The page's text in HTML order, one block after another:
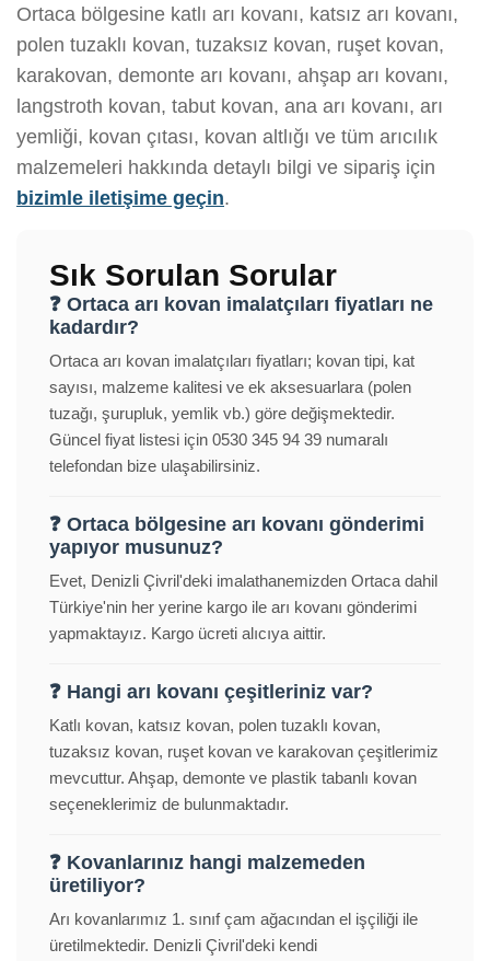
Ortaca bölgesine katlı arı kovanı, katsız arı kovanı,
polen tuzaklı kovan, tuzaksız kovan, ruşet kovan,
karakovan, demonte arı kovanı, ahşap arı kovanı,
langstroth kovan, tabut kovan, ana arı kovanı, arı
yemliği, kovan çıtası, kovan altlığı ve tüm arıcılık
malzemeleri hakkında detaylı bilgi ve sipariş için
bizimle iletişime geçin.
Sık Sorulan Sorular
❓ Ortaca arı kovan imalatçıları fiyatları ne
kadardır?
Ortaca arı kovan imalatçıları fiyatları; kovan tipi, kat
sayısı, malzeme kalitesi ve ek aksesuarlara (polen
tuzağı, şurupluk, yemlik vb.) göre değişmektedir.
Güncel fiyat listesi için 0530 345 94 39 numaralı
telefondan bize ulaşabilirsiniz.
❓ Ortaca bölgesine arı kovanı gönderimi
yapıyor musunuz?
Evet, Denizli Çivril'deki imalathanemizden Ortaca dahil
Türkiye'nin her yerine kargo ile arı kovanı gönderimi
yapmaktayız. Kargo ücreti alıcıya aittir.
❓ Hangi arı kovanı çeşitleriniz var?
Katlı kovan, katsız kovan, polen tuzaklı kovan,
tuzaksız kovan, ruşet kovan ve karakovan çeşitlerimiz
mevcuttur. Ahşap, demonte ve plastik tabanlı kovan
seçeneklerimiz de bulunmaktadır.
❓ Kovanlarınız hangi malzemeden
üretiliyor?
Arı kovanlarımız 1. sınıf çam ağacından el işçiliği ile
üretilmektedir. Denizli Çivril'deki kendi